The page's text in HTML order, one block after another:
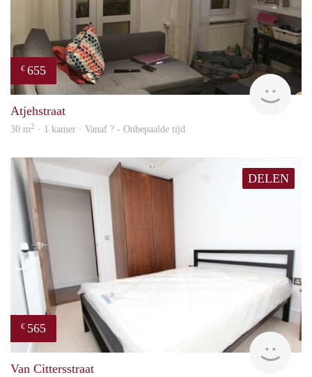
€ 655
Atjehstraat
30 m2 · 1 kamer · Vanaf ? - Onbepaalde tijd
DELEN
€ 565
Van Cittersstraat